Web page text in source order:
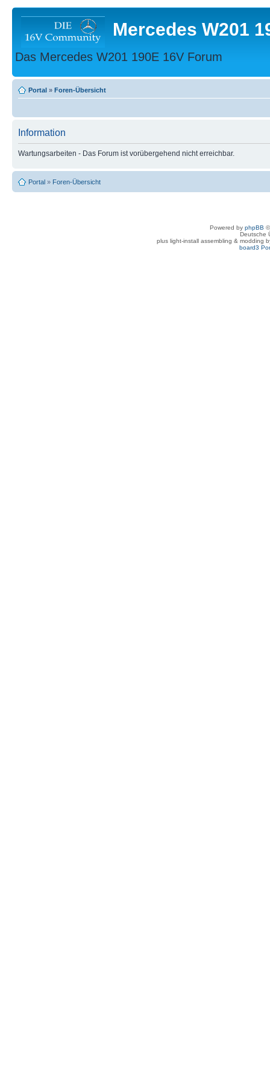
Mercedes W201
Das Mercedes W201 190E 16V Forum
Portal » Foren-Übersicht
Information
Wartungsarbeiten - Das Forum ist vorübergehend nicht erreichbar.
Portal » Foren-Übersicht
Powered by phpBB
Deutsche
plus light-install assembling & modding
board3